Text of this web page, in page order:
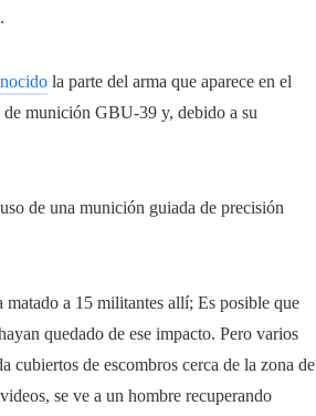
la parte del arma que aparece en el
munición GBU-39 y, debido a su
de una munición guiada de precisión
a 15 militantes allí; Es posible que
quedado de ese impacto. Pero varios
cubiertos de escombros cerca de la zona de
se ve a un hombre recuperando